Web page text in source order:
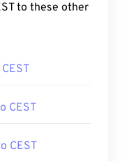
to these other
CEST
CEST